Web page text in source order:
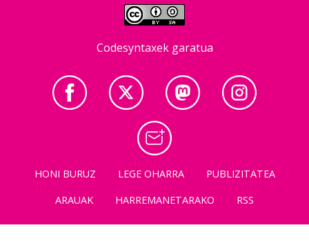
Codesyntaxek garatua
HONI BURUZ LEGE OHARRA
PUBLIZITATEA
ARAUAK
HARREMANETARAKO RSS